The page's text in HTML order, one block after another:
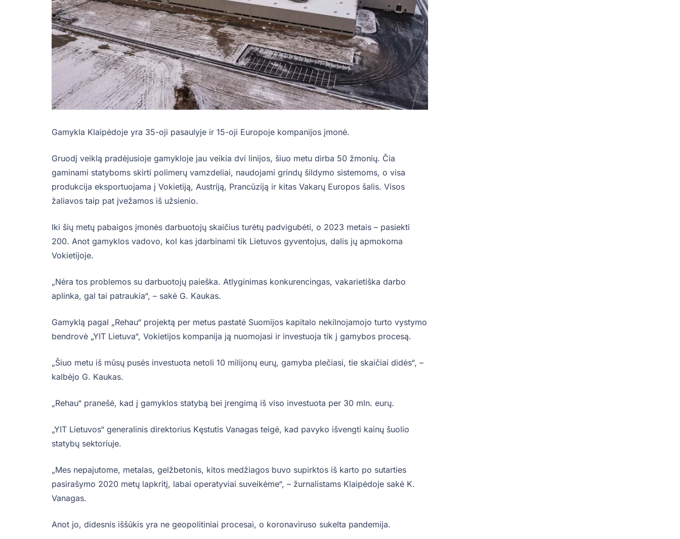
Gamykla Klaipėdoje yra 35-oji pasaulyje ir 15-oji Europoje kompanijos įmonė.
Gruodį veiklą pradėjusioje gamykloje jau veikia dvi linijos, šiuo metu dirba 50 žmonių. Čia
gaminami statyboms skirti polimerų vamzdeliai, naudojami grindų šildymo sistemoms, o visa
produkcija eksportuojama į Vokietiją, Austriją, Prancūziją ir kitas Vakarų Europos šalis. Visos
žaliavos taip pat įvežamos iš užsienio.
Iki šių metų pabaigos įmonės darbuotojų skaičius turėtų padvigubėti, o 2023 metais – pasiekti
200. Anot gamyklos vadovo, kol kas įdarbinami tik Lietuvos gyventojus, dalis jų apmokoma
Vokietijoje.
„Nėra tos problemos su darbuotojų paieška. Atlyginimas konkurencingas, vakarietiška darbo
aplinka, gal tai patraukia“, – sakė G. Kaukas.
Gamyklą pagal „Rehau“ projektą per metus pastatė Suomijos kapitalo nekilnojamojo turto vystymo
bendrovė „YIT Lietuva“, Vokietijos kompanija ją nuomojasi ir investuoja tik į gamybos procesą.
„Šiuo metu iš mūsų pusės investuota netoli 10 milijonų eurų, gamyba plečiasi, tie skaičiai didės“, –
kalbėjo G. Kaukas.
„Rehau“ pranešė, kad į gamyklos statybą bei įrengimą iš viso investuota per 30 mln. eurų.
„YIT Lietuvos“ generalinis direktorius Kęstutis Vanagas teigė, kad pavyko išvengti kainų šuolio
statybų sektoriuje.
„Mes nepajutome, metalas, gelžbetonis, kitos medžiagos buvo supirktos iš karto po sutarties
pasirašymo 2020 metų lapkritį, labai operatyviai suveikėme“, – žurnalistams Klaipėdoje sakė K.
Vanagas.
Anot jo, didesnis iššūkis yra ne geopolitiniai procesai, o koronaviruso sukelta pandemija.